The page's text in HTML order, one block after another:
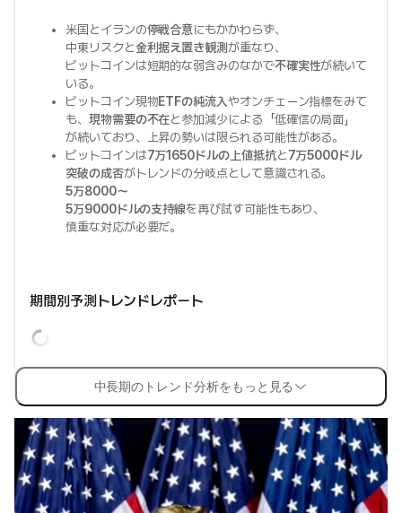
米国とイランの停戦合意にもかかわらず、
中東リスクと金利据え置き観測が重なり、
ビットコインは短期的な弱含みのなかで不確実性が続いて
いる。
ビットコイン現物ETFの純流入やオンチェーン指標をみて
も、 現物需要の不在と参加減少による「低確信の局面」
が続いており、上昇の勢いは限られる可能性がある。
ビットコインは7万1650ドルの上値抵抗と7万5000ドル
突破の成否がトレンドの分岐点として意識される。
5万8000〜
5万9000ドルの支持線を再び試す可能性もあり、
慎重な対応が必要だ。
期間別予測トレンドレポート
中長期のトレンド分析をもっと見る